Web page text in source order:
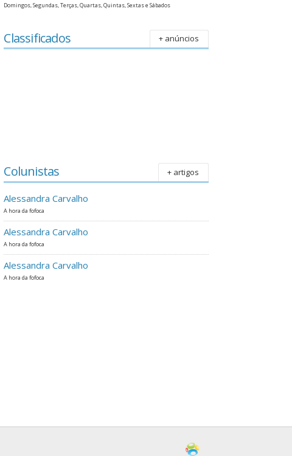
Domingos, Segundas, Terças, Quartas, Quintas, Sextas e Sábados
Classificados + anúncios
Colunistas + artigos
Alessandra Carvalho
A hora da fofoca
Alessandra Carvalho
A hora da fofoca
Alessandra Carvalho
A hora da fofoca